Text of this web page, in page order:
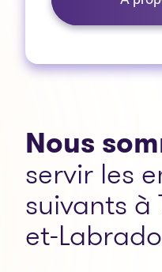
Nous
servir les
suivants à
et-